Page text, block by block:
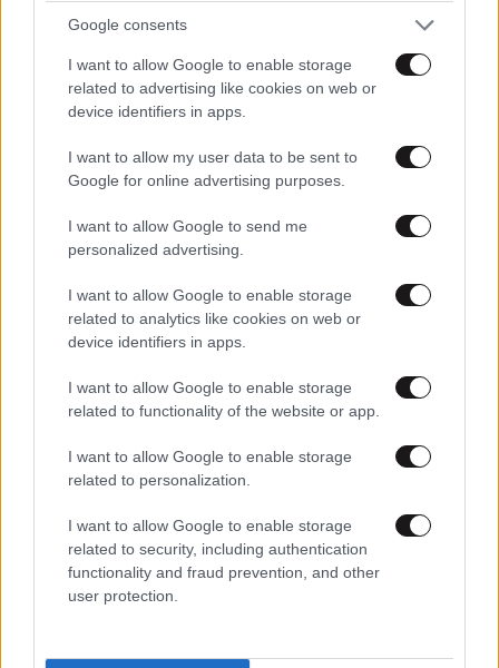
Google consents
I want to allow Google to enable storage
related to advertising like cookies on web or
device identifiers in apps.
I want to allow my user data to be sent to
Google for online advertising purposes.
I want to allow Google to send me
personalized advertising.
I want to allow Google to enable storage
related to analytics like cookies on web or
device identifiers in apps.
I want to allow Google to enable storage
related to functionality of the website or app.
I want to allow Google to enable storage
related to personalization.
I want to allow Google to enable storage
related to security, including authentication
functionality and fraud prevention, and other
user protection.
μετασεισμοί. Πλέον θα ακουστούν πολλές ιστορίες...
Απαντήστε
ta mplekete 22·02·2021 13:48
Επάγγελμα κάνετε...οχι διαπαιδαγωγηση...Αν πιστεύει
κανείς οτι διαπαιδαγωγείτε...χαθήκαμε!... Επάγγελμα,
Απαντήστε
που ήσουν τόσα χρόνια;;; Ολοι τη θεσούλα σας
καταστρέφονται παιδιά!!ΝΤΡΟΠΗ
ΣΑΣ΄&&&&&&&&&@@@Βάλτε μόνο σαν εικόνα τον
πόνο και την ψυχική κατάσταση ενός